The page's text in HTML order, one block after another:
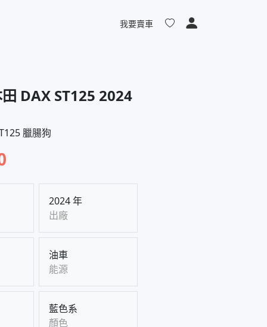
我要賣車
DAX ST125 2024
臘腸狗
2024 年
出廠
油車
能源
藍色系
顏色